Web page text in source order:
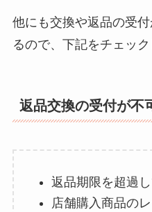
他にも交換や返品の受
るので、下記をチェック
返品交換の受付が不
返品期限を超過し
店舗購入商品の